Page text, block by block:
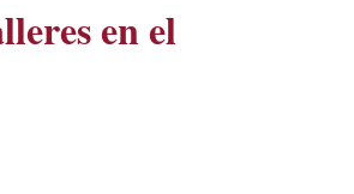
en el